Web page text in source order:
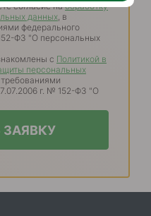
согласие наобработку
данных, в
федерального
ФЗ "О персональных
с Политикой в
персональных
г. № 152-ФЗ "О
ЗАЯВКУ